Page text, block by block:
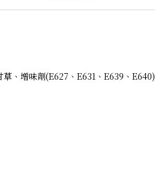
、增味劑(E627、E631、E639、E640)